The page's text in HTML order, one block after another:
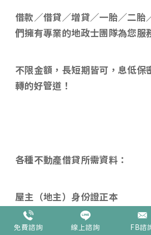
借款／借貸／增貸／一胎／二胎
們擁有專業的地政士團隊為您服
不限金額，長短期皆可，息低保
轉的好管道！
各種不動產借貸所需資料 ：
屋主（地主）身份證正本
免費諮詢 線上諮詢 FB諮